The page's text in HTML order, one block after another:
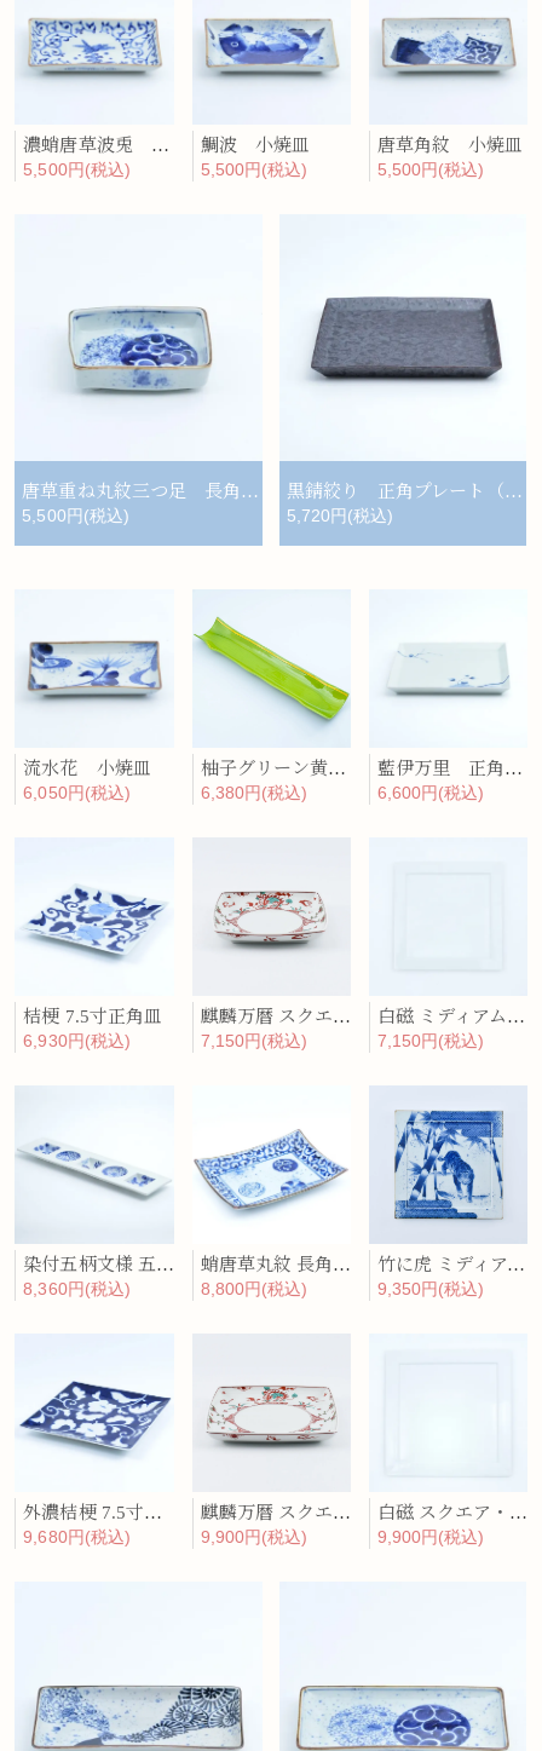
濃蛸唐草波兎 小焼皿
5,500円(税込)
鯛波 小焼皿
5,500円(税込)
唐草角紋 小焼皿
5,500円(税込)
唐草重ね丸紋三つ足 長角取皿
5,500円(税込)
黒錆絞り 正角プレート（大）
5,720円(税込)
流水花 小焼皿
6,050円(税込)
柚子グリーン黄線 筒形長皿
6,380円(税込)
藍伊万里 正角プレート（大）
6,600円(税込)
桔梗 7.5寸正角皿
6,930円(税込)
麒麟万暦 スクエア皿(中)
7,150円(税込)
白磁 ミディアム・プレート
7,150円(税込)
染付五柄文様 五品盛
8,360円(税込)
蛸唐草丸紋 長角盛皿
8,800円(税込)
竹に虎 ミディアム・プレート
9,350円(税込)
外濃桔梗 7.5寸正角皿
9,680円(税込)
麒麟万暦 スクエア皿(大)
9,900円(税込)
白磁 スクエア・ディナープレート
9,900円(税込)